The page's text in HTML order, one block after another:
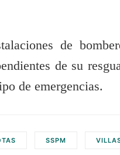
de
de su
de emergencias.
SSPM